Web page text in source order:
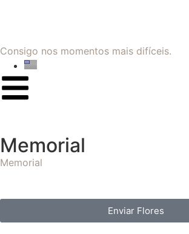
Consigo nos momentos mais difíceis.
Memorial
Memorial
Enviar Flores